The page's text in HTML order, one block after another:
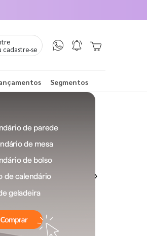
cadastre-se
Segmentos
Next